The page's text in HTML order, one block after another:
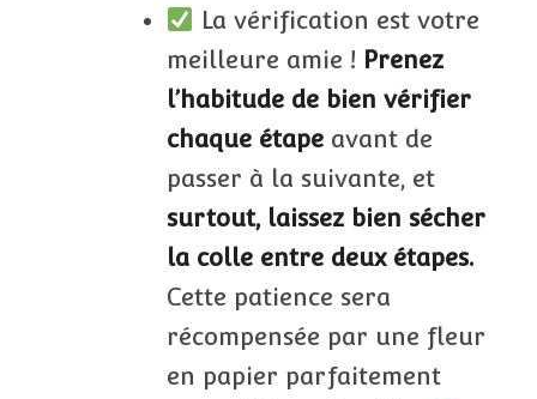
La vérification est votre
meilleure amie ! Prenez
l’habitude de bien vérifier
chaque étape avant de
passer à la suivante, et
surtout, laissez bien sécher
la colle entre deux étapes.
Cette patience sera
récompensée par une fleur
en papier parfaitement